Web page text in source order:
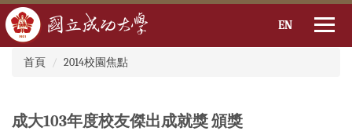
內
EN
:::
首頁
2014校園焦點
成大103年度校友傑出成就獎 頒獎